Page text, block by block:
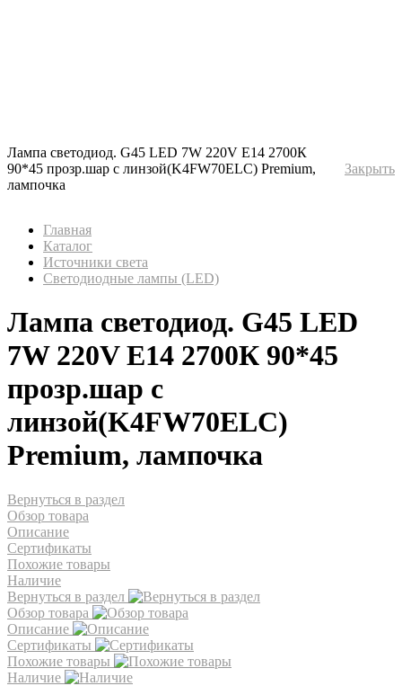
Лампа светодиод. G45 LED 7W 220V E14 2700К
90*45 прозр.шар с линзой(K4FW70ELC) Premium,
лампочка
Закрыть
Главная
Каталог
Источники света
Светодиодные лампы (LED)
Лампа светодиод. G45 LED
7W 220V E14 2700К 90*45
прозр.шар с
линзой(K4FW70ELC)
Premium, лампочка
Вернуться в раздел
Обзор товара
Описание
Сертификаты
Похожие товары
Наличие
Вернуться в раздел
Обзор товара
Описание
Сертификаты
Похожие товары
Наличие